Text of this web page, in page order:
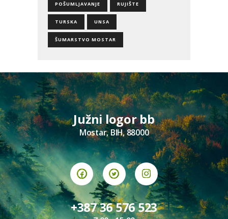
POŠUMLJAVANJE RUJIŠTE
TURSKA UNSA
ŠUMARSTVO MOSTAR
Južni logor bb
Mostar, BIH, 88000
+387 36 576 523